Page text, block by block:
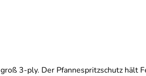
groß 3-ply. Der Pfannespritzschutz hält